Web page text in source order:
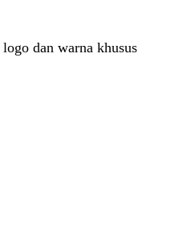
dan warna khusus